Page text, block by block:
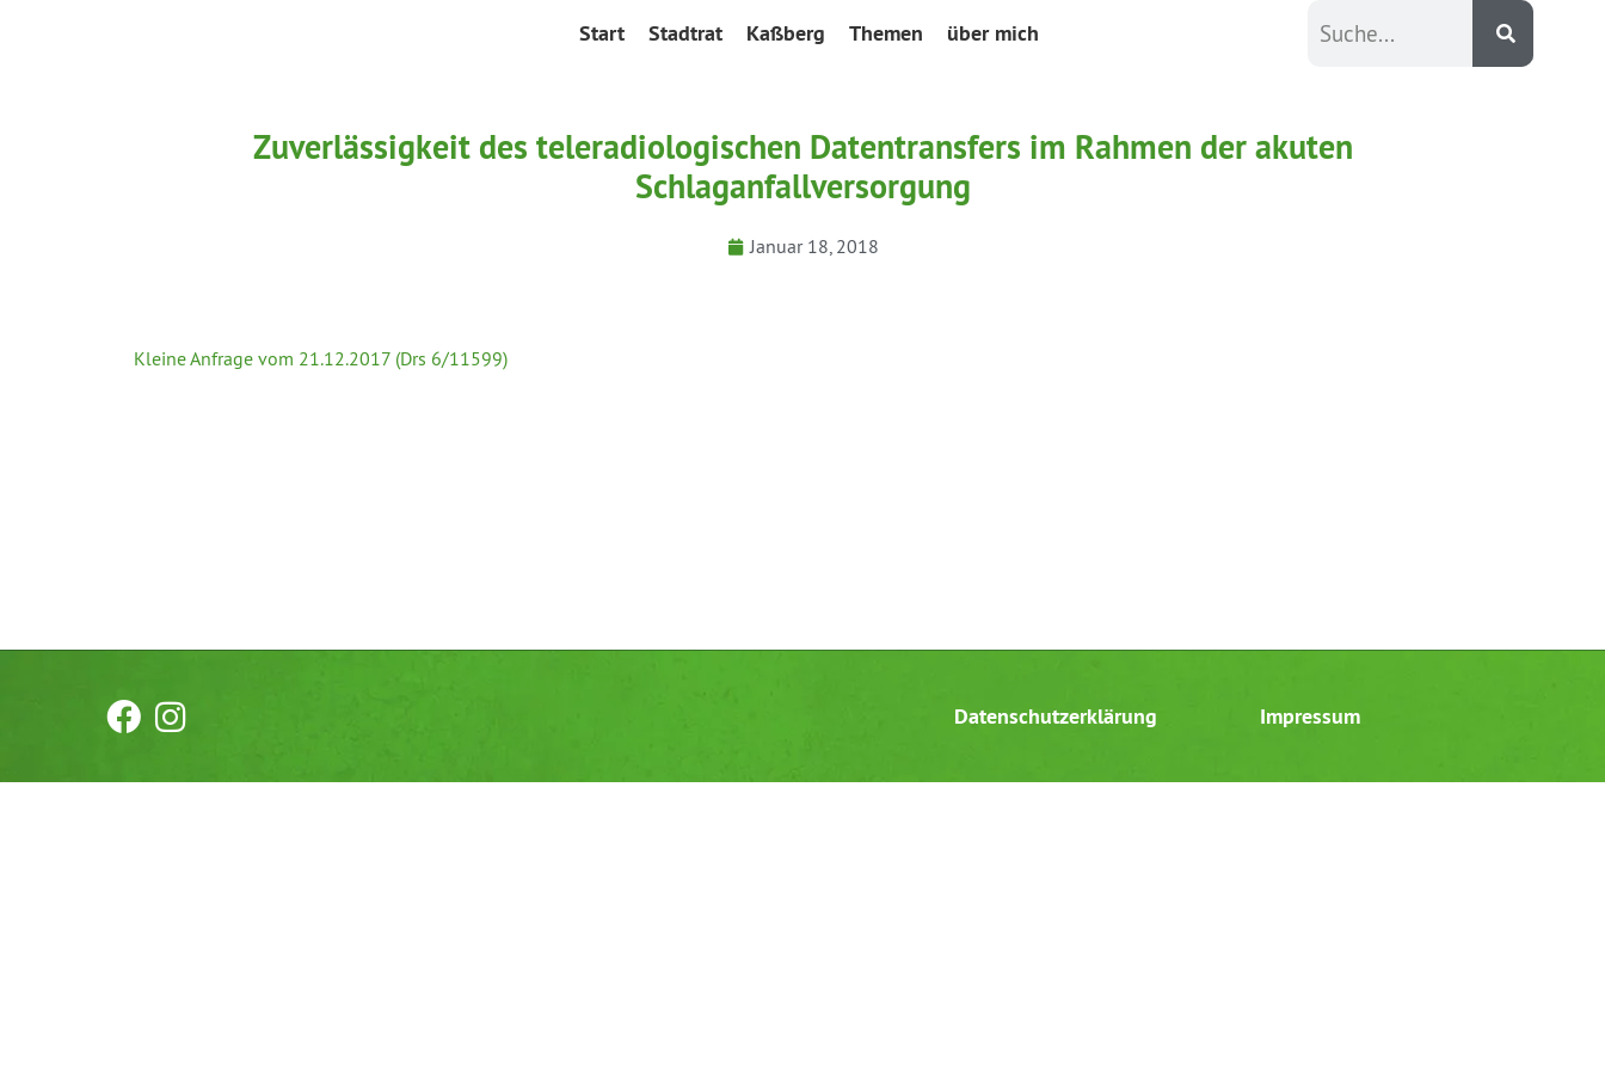
Start Stadtrat Kaßberg Themen über mich
Zuverlässigkeit des teleradiologischen Datentransfers im Rahmen der akuten
Schlaganfallversorgung
Januar 18, 2018
Kleine Anfrage vom 21.12.2017 (Drs 6/11599)
Datenschutzerklärung Impressum